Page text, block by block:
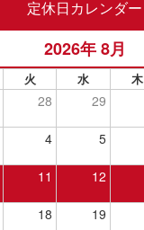
定休日カレンダー
2026年 8月
火 水 木
28 29
4 5
11 12
18 19